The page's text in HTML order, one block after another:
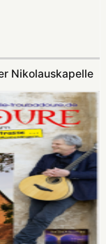
Nikolauskapelle